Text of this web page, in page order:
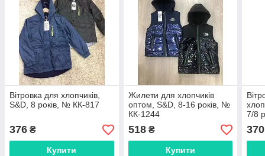
Вітровка для хлопчиків,
S&D, 8 років, № КК-817
376 ₴
Купити
Жилети для хлопчиків
оптом, S&D, 8-16 років, №
КК-1244
518₴
Купити
7/8
370